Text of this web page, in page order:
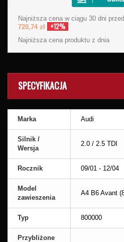
Najniższa cena w ciągu 30 dni
720,74 zł
+12%
Najniższa cena produktu z dnia
SPECYFIKACJA
Marka Audi
Silnik /
Wersja
2.0 / 2.5 TDI
Rocznik 09/01 - 12/04
Model
zawieszenia
A4 B6 Avant
Typ 800000
Przybliżone